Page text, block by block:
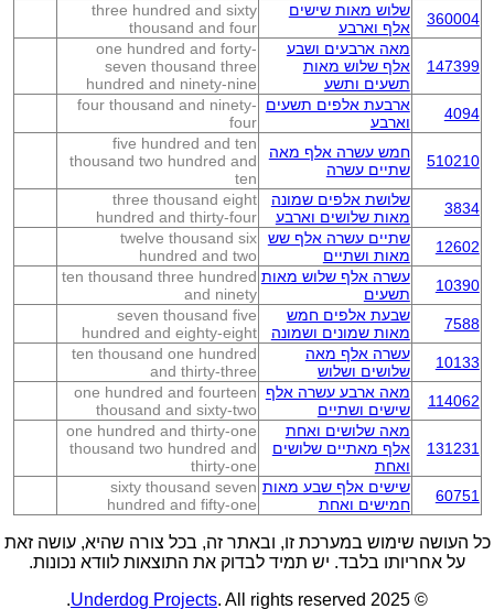
360004
שלוש מאות שישים
אלף וארבע
three hundred and sixty
thousand and four
147399
מאה ארבעים ושבע
אלף שלוש מאות
תשעים ותשע
one hundred and forty-
seven thousand three
hundred and ninety-nine
4094
ארבעת אלפים תשעים
וארבע
four thousand and ninety-
four
510210
חמש עשרה אלף מאה
שתיים עשרה
five hundred and ten
thousand two hundred and
ten
3834
שלושת אלפים שמונה
מאות שלושים וארבע
three thousand eight
hundred and thirty-four
12602
שתיים עשרה אלף שש
מאות ושתיים
twelve thousand six
hundred and two
10390
עשרה אלף שלוש מאות
תשעים
ten thousand three hundred
and ninety
7588
שבעת אלפים חמש
מאות שמונים ושמונה
seven thousand five
hundred and eighty-eight
10133
עשרה אלף מאה
שלושים ושלוש
ten thousand one hundred
and thirty-three
114062
מאה ארבע עשרה אלף
שישים ושתיים
one hundred and fourteen
thousand and sixty-two
131231
מאה שלושים ואחת
אלף מאתיים שלושים
ואחת
one hundred and thirty-one
thousand two hundred and
thirty-one
60751
שישים אלף שבע מאות
חמישים ואחת
sixty thousand seven
hundred and fifty-one
כל העושה שימוש במערכת זו, ובאתר זה, בכל צורה שהיא, עושה זאת
על אחריותו בלבד. יש תמיד לבדוק את התוצאות לוודא נכונות.
© 2025
Underdog Projects. All rights reserved.